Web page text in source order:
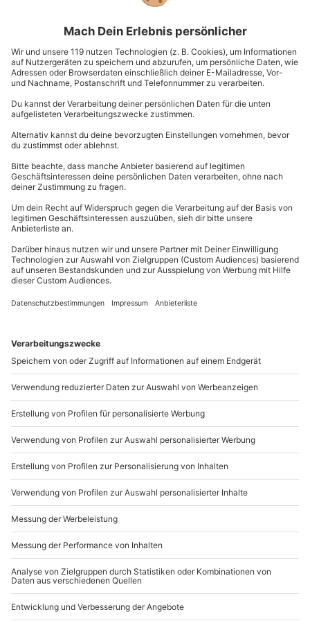
Beiträge
Geburtstag
Gemeinsamzeit schenken
BELIEBTE BEITRÄGE
DIY-GESCHENKE, ANLEITUNGEN &
INSPIRATION | MYDAYS MAGAZIN
Verleihe Deinen Geschenken einen persönlichen Touch und
Kleinigkeiten. DIY-Geschenke sind eine originelle
zu machen. Von hausgemachten Leckereien bis zu
wohltuenden Wellness Produkten. Vom lustigen Wenn-